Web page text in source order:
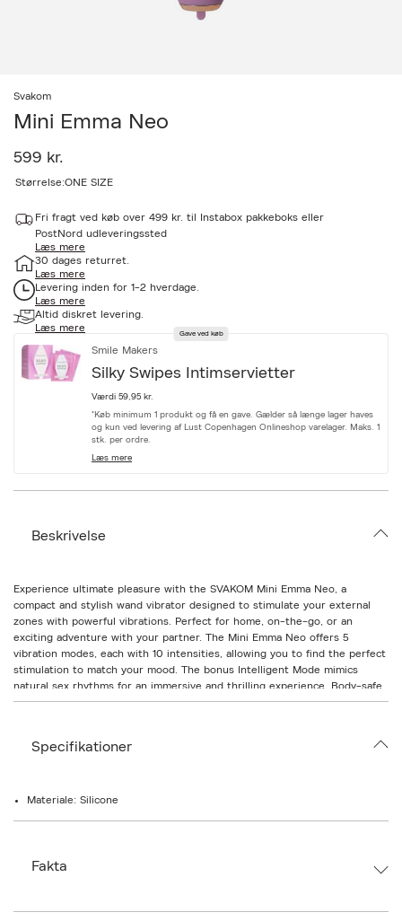
Svakom
Mini Emma Neo
599 kr.
a
c
e
s
i
b
i
l
i
c
o
n
Størrelse:ONE SIZE
Fri fragt ved køb over 499 kr. til Instabox pakkeboks eller
PostNord udleveringssted
Læs mere
30 dages returret.
Læs mere
Levering inden for 1-2 hverdage.
Læs mere
Altid diskret levering.
Læs mere
Gave ved køb
Smile Makers
Silky Swipes Intimservietter
Værdi 59,95 kr.
*Køb minimum 1 produkt og få en gave. Gælder så længe lager haves
og kun ved levering af Lust Copenhagen Onlineshop varelager. Maks. 1
stk. per ordre.
Læs mere
Beskrivelse
Experience ultimate pleasure with the SVAKOM Mini Emma Neo, a
compact and stylish wand vibrator designed to stimulate your external
zones with powerful vibrations. Perfect for home, on-the-go, or an
exciting adventure with your partner. The Mini Emma Neo offers 5
vibration modes, each with 10 intensities, allowing you to find the perfect
stimulation to match your mood. The bonus Intelligent Mode mimics
natural sex rhythms for an immersive and thrilling experience. Body-safe
silicone: Soft and safe for your skin. Waterproof design: Ideal for use in
perfect for on-the-go. Connect the Mini Emma Neo to the SVAKOM App
for ultimate control and pleasure. The SVAKOM Mini Emma Neo is your
Specifikationer
Materiale: Silicone
Fakta